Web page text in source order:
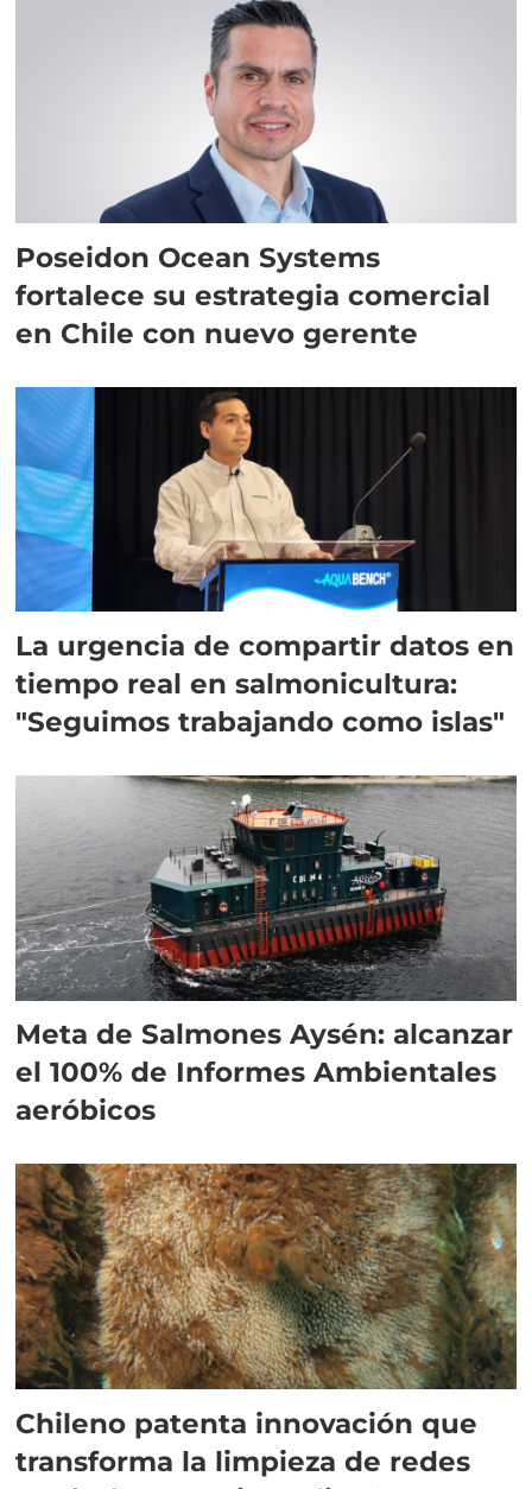
Poseidon Ocean Systems
fortalece su estrategia comercial
en Chile con nuevo gerente
La urgencia de compartir datos en
tiempo real en salmonicultura:
"Seguimos trabajando como islas"
Meta de Salmones Aysén: alcanzar
el 100% de Informes Ambientales
aeróbicos
Chileno patenta innovación que
transforma la limpieza de redes